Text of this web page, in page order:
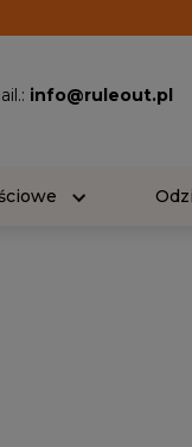
info@ruleout.pl